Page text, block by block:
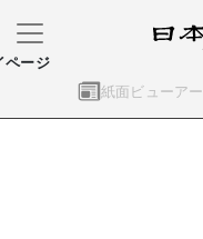
紙面ビューアー
ページ